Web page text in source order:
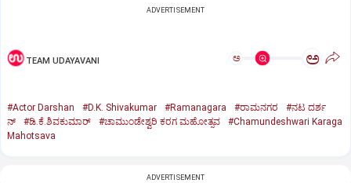
ADVERTISEMENT
TEAM UDAYAVANI ಅ ಅ
#Actor Darshan #D.K. Shivakumar #Ramanagara #ರಾಮನಗರ
#ನಟ ದರ್ಶ
ನ್
#ಡಿ.ಕೆ.ಶಿವಕುಮಾರ್ #ಚಾಮುಂಡೇಶ್ವರಿ ಕರಗ ಮಹೋತ್ಸವ
#Chamundeshwari Karaga
Mahotsava
ADVERTISEMENT